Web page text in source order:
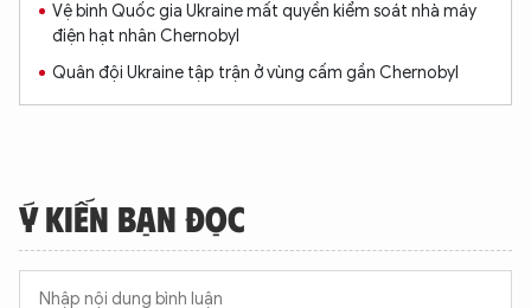
Vệ binh Quốc gia Ukraine mất quyền kiểm soát nhà máy
điện hạt nhân Chernobyl
Quân đội Ukraine tập trận ở vùng cấm gần Chernobyl
Ý KIẾN BẠN ĐỌC